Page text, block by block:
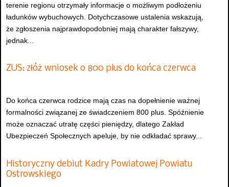
terenie regionu otrzymały informacje o możliwym podłożeniu
ładunków wybuchowych. Dotychczasowe ustalenia wskazują,
że zgłoszenia najprawdopodobniej mają charakter fałszywy,
jednak...
ZUS: złóż wniosek o 800 plus do końca czerwca
Do końca czerwca rodzice mają czas na dopełnienie ważnej
formalności związanej ze świadczeniem 800 plus. Spóźnienie
może oznaczać utratę części pieniędzy, dlatego Zakład
Ubezpieczeń Społecznych apeluje, by nie odkładać sprawy...
Historyczny debiut Kadry Powiatowej Powiatu
Ostrowskiego